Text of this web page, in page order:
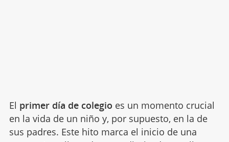
El primer día de colegio es un momento crucial
en la vida de un niño y, por supuesto, en la de
sus padres. Este hito marca el inicio de una